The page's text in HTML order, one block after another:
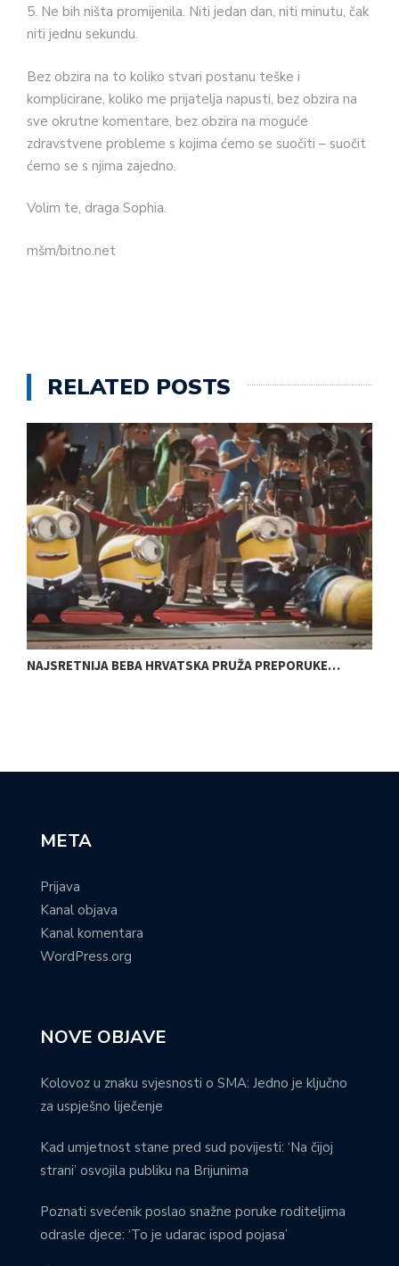
5. Ne bih ništa promijenila. Niti jedan dan, niti minutu, čak
niti jednu sekundu.
Bez obzira na to koliko stvari postanu teške i
komplicirane, koliko me prijatelja napusti, bez obzira na
sve okrutne komentare, bez obzira na moguće
zdravstvene probleme s kojima ćemo se suočiti – suočit
ćemo se s njima zajedno.
Volim te, draga Sophia.
mšm/bitno.net
RELATED POSTS
NAJSRETNIJA BEBA HRVATSKA PRUŽA PREPORUKE…
META
Prijava
Kanal objava
Kanal komentara
WordPress.org
NOVE OBJAVE
Kolovoz u znaku svjesnosti o SMA: Jedno je ključno
za uspješno liječenje
Kad umjetnost stane pred sud povijesti: ‘Na čijoj
strani’ osvojila publiku na Brijunima
Poznati svećenik poslao snažne poruke roditeljima
odrasle djece: ‘To je udarac ispod pojasa’